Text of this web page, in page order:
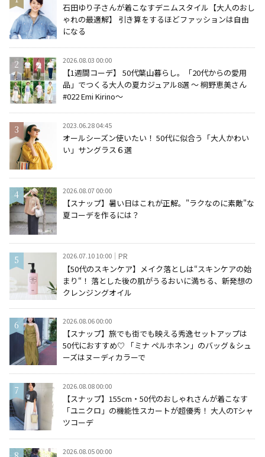
石田ゆり子さんが着こなすデニムスタイル【大人のおし
ゃれの最適解】 引き算をするほどファッションは自由
になる
2026.08.03 00:00
【1週間コーデ】 50代葉山暮らし。「20代からの愛用
品」でつくる大人の夏カジュアル8選 ～ 桐野恵美さん
#022 Emi Kirino～
2023.06.28 04:45
オールシーズン使いたい！ 50代に似合う「大人かわい
い」サングラス６選
2026.08.07 00:00
【スナップ】暑い日はこれが正解。"ラクなのに素敵"な
夏コーデを作るには？
2026.07.10 10:00 PR
【50代のスキンケア】メイク落としは“スキンケアの始
まり“！ 落とした後の肌がうるおいに満ちる、新発想の
クレンジングオイル
2026.08.06 00:00
【スナップ】旅でも街でも映える秀逸セットアップは
50代におすすめ♡ 「ミナ ペルホネン」のバッグ＆シュ
ーズはヌーディカラーで
2026.08.08 00:00
【スナップ】155cm・50代のおしゃれさんが着こなす
「ユニクロ」の機能性スカートが超優秀！ 大人のTシャ
ツコーデ
2026.08.05 00:00